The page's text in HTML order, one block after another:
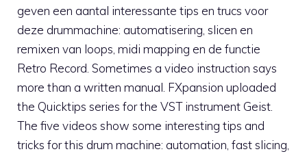
geven een aantal interessante tips en trucs voor
deze drummachine: automatisering, slicen en
remixen van loops, midi mapping en de functie
Retro Record. Sometimes a video instruction says
more than a written manual. FXpansion uploaded
the Quicktips series for the VST instrument Geist.
The five videos show some interesting tips and
tricks for this drum machine: automation, fast slicing,